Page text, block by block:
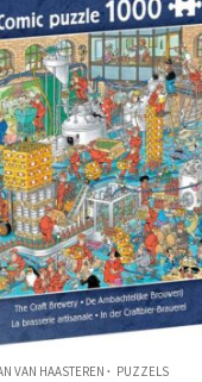
VAN HAASTEREN PUZZELS